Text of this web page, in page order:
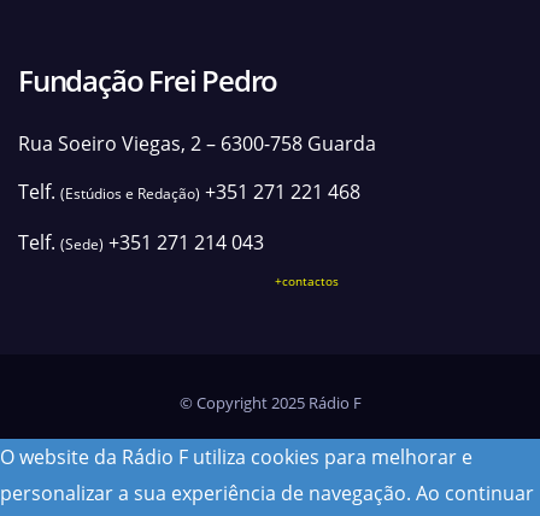
Fundação Frei Pedro
Rua Soeiro Viegas, 2 – 6300-758 Guarda
Telf. (Estúdios e Redação) +351 271 221 468
Telf. (Sede) +351 271 214 043
+contactos
© Copyright 2025 Rádio F
O website da Rádio F utiliza cookies para melhorar e
personalizar a sua experiência de navegação. Ao continuar